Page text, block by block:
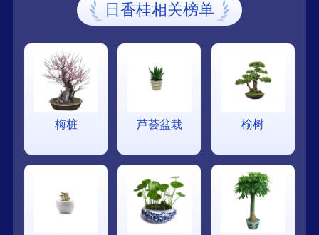
日香桂相关榜单
梅桩 芦荟盆栽 榆树